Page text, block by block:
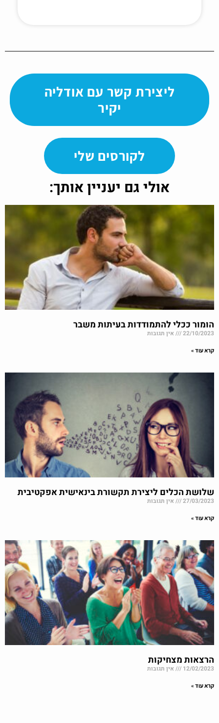
ליצירת קשר עם אודליה
יקיר
לקורסים שלי
אולי גם יעניין אותך:
הומור ככלי להתמודדות בעיתות משבר
22/10/2023 אין תגובות
קרא עוד »
שלושת הכלים ליצירת תקשורת בינאישית אפקטיבית
27/03/2023 אין תגובות
קרא עוד »
הרצאות מצחיקות
12/02/2023 אין תגובות
קרא עוד »